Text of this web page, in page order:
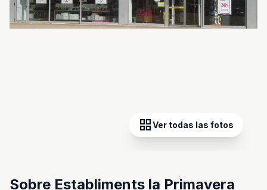
grid_viewVer todas las fotos
Sobre Establiments la Primavera